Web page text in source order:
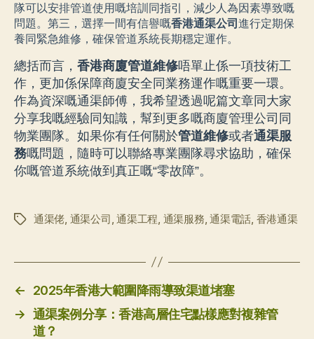
隊可以安排管道使用嘅培訓同指引，減少人為因素導致嘅
問題。第三，選擇一間有信譽嘅香港通渠公司 進行定期保
養同緊急維修，確保管道系統長期穩定運作。
總括而言， 香港商廈管道維修唔單止係一項技術工
作，更加係保障商廈安全同業務運作嘅重要一環。
作為資深嘅通渠師傅，我希望透過呢篇文章同大家
分享我嘅經驗同知識，幫到更多嘅商廈管理公司同
物業團隊。如果你有任何關於管道維修或者通渠服
務嘅問題，隨時可以聯絡專業團隊尋求協助，確保
你嘅管道系統做到真正嘅“零故障”。
标
通渠佬 通渠公司 ,通渠工程 通渠服務 ,通渠電話 香港通渠
←
2025年香港大範圍降雨導致渠道堵塞
→ 通渠案例分享：香港高層住宅點樣應對複雜管
道？